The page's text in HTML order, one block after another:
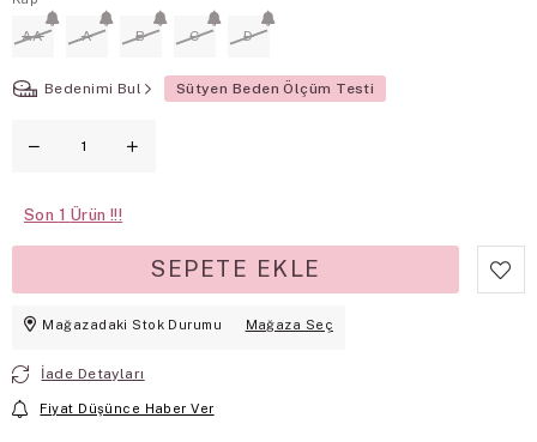
AA A B C D
Bedenimi Bul Sütyen Beden Ölçüm Testi
Son 1
Mağazadaki Stok Durumu Mağaza Seç
İade Detayları
Fiyat Düşünce Haber Ver